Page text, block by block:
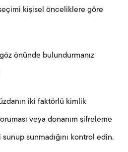
kişisel önceliklere göre
önünde bulundurmanız
iki faktörlü kimlik
veya donanım şifreleme
sunmadığını kontrol edin.